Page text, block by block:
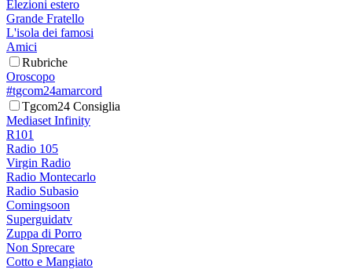
Elezioni estero
Grande Fratello
L'isola dei famosi
Amici
Rubriche
Oroscopo
#tgcom24amarcord
Tgcom24 Consiglia
Mediaset Infinity
R101
Radio 105
Virgin Radio
Radio Montecarlo
Radio Subasio
Comingsoon
Superguidatv
Zuppa di Porro
Non Sprecare
Cotto e Mangiato